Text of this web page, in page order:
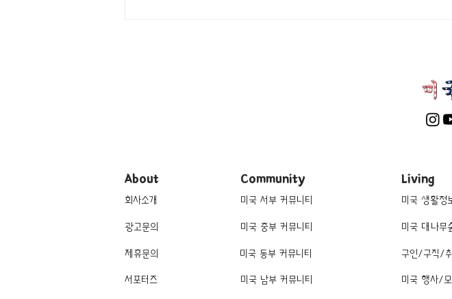
About
회사소개
광고문의
제휴문의
서포터즈
Community
미국 서부 커뮤니티
미국 중부 커뮤니티
미국 동부 커뮤니티
미국 남부 커뮤니티
Living
미국 생활정
미국 대나무
구인/구직/
미국 행사/